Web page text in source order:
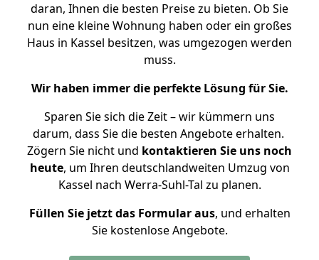
daran, Ihnen die besten Preise zu bieten. Ob Sie
nun eine kleine Wohnung haben oder ein großes
Haus in Kassel besitzen, was umgezogen werden
muss.
Wir haben immer die perfekte Lösung für Sie.
Sparen Sie sich die Zeit – wir kümmern uns
darum, dass Sie die besten Angebote erhalten.
Zögern Sie nicht und kontaktieren Sie uns noch
heute, um Ihren deutschlandweiten Umzug von
Kassel nach Werra-Suhl-Tal zu planen.
Füllen Sie jetzt das Formular aus, und erhalten
Sie kostenlose Angebote.